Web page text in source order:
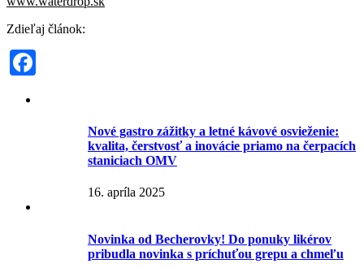
Zdieľaj článok:
Nové gastro zážitky a letné kávové osvieženie:
kvalita, čerstvosť a inovácie priamo na čerpacích
staniciach OMV
16. apríla 2025
Novinka od Becherovky! Do ponuky likérov
pribudla novinka s príchuťou grepu a chmeľu